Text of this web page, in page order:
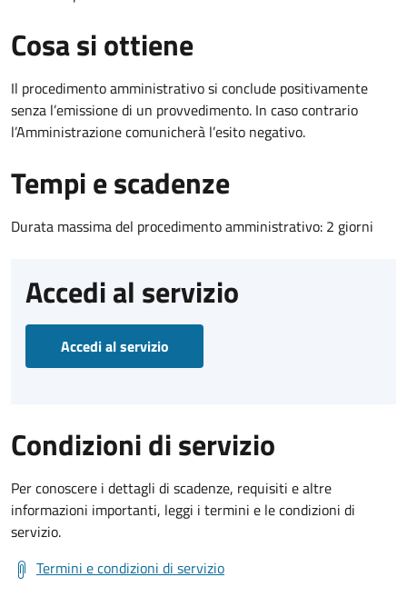
Cosa si ottiene
Il procedimento amministrativo si conclude positivamente
senza l’emissione di un provvedimento. In caso contrario
l’Amministrazione comunicherà l’esito negativo.
Tempi e scadenze
Durata massima del procedimento amministrativo: 2 giorni
Accedi al servizio
Accedi al servizio
Condizioni di servizio
Per conoscere i dettagli di scadenze, requisiti e altre
informazioni importanti, leggi i termini e le condizioni di
servizio.
Termini e condizioni di servizio